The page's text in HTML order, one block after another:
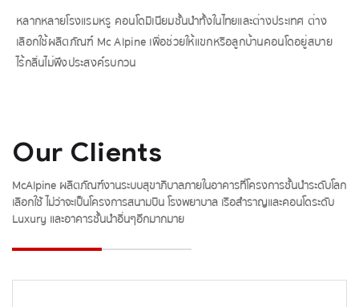
หลากหลายโรงแรมหรู คอนโดมิเนียมชั้นนำทั้งในไทยและต่างประเทศ ต่าง
เลือกใช้ผลิตภัณฑ์ Mc Alpine เพื่อช่วยให้แขกหรือลูกบ้านคอนโดอยู่สบาย
ไร้กลิ่นไม่พึงประสงค์รบกวน
Our Clients
McAlpine ผลิตภัณฑ์งานระบบสุขาภิบาลภายในอาคารที่โครงการชั้นนำระดับโลก
เลือกใช้ ไม่ว่าจะเป็นโครงการสนามบิน โรงพยาบาล เรือสำราญและคอนโดระดับ
Luxury และอาคารชั้นนำอื่นๆอีกมากมาย